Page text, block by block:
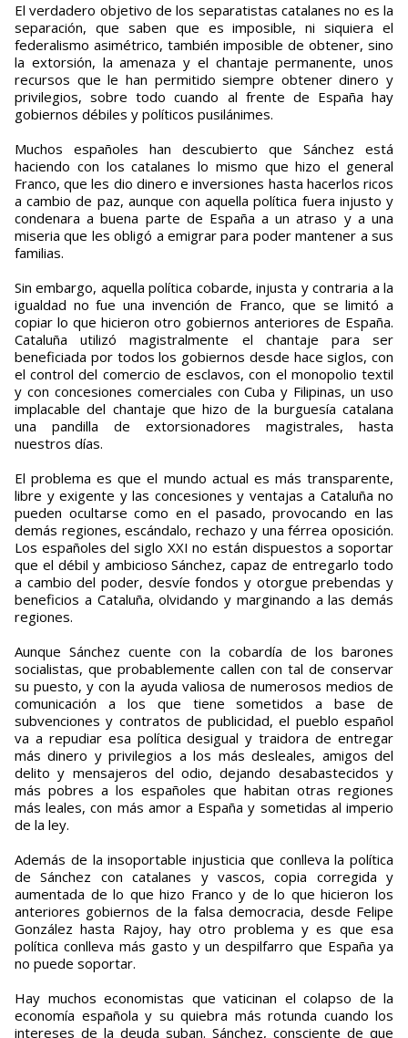
El verdadero objetivo de los separatistas catalanes no es la
separación, que saben que es imposible, ni siquiera el
federalismo asimétrico, también imposible de obtener, sino
la extorsión, la amenaza y el chantaje permanente, unos
recursos que le han permitido siempre obtener dinero y
privilegios, sobre todo cuando al frente de España hay
gobiernos débiles y políticos pusilánimes.
Muchos españoles han descubierto que Sánchez está
haciendo con los catalanes lo mismo que hizo el general
Franco, que les dio dinero e inversiones hasta hacerlos ricos
a cambio de paz, aunque con aquella política fuera injusto y
condenara a buena parte de España a un atraso y a una
miseria que les obligó a emigrar para poder mantener a sus
familias.
Sin embargo, aquella política cobarde, injusta y contraria a la
igualdad no fue una invención de Franco, que se limitó a
copiar lo que hicieron otro gobiernos anteriores de España.
Cataluña utilizó magistralmente el chantaje para ser
beneficiada por todos los gobiernos desde hace siglos, con
el control del comercio de esclavos, con el monopolio textil
y con concesiones comerciales con Cuba y Filipinas, un uso
implacable del chantaje que hizo de la burguesía catalana
una pandilla de extorsionadores magistrales, hasta
nuestros días.
El problema es que el mundo actual es más transparente,
libre y exigente y las concesiones y ventajas a Cataluña no
pueden ocultarse como en el pasado, provocando en las
demás regiones, escándalo, rechazo y una férrea oposición.
Los españoles del siglo XXI no están dispuestos a soportar
que el débil y ambicioso Sánchez, capaz de entregarlo todo
a cambio del poder, desvíe fondos y otorgue prebendas y
beneficios a Cataluña, olvidando y marginando a las demás
regiones.
Aunque Sánchez cuente con la cobardía de los barones
socialistas, que probablemente callen con tal de conservar
su puesto, y con la ayuda valiosa de numerosos medios de
comunicación a los que tiene sometidos a base de
subvenciones y contratos de publicidad, el pueblo español
va a repudiar esa política desigual y traidora de entregar
más dinero y privilegios a los más desleales, amigos del
delito y mensajeros del odio, dejando desabastecidos y
más pobres a los españoles que habitan otras regiones
más leales, con más amor a España y sometidas al imperio
de la ley.
Además de la insoportable injusticia que conlleva la política
de Sánchez con catalanes y vascos, copia corregida y
aumentada de lo que hizo Franco y de lo que hicieron los
anteriores gobiernos de la falsa democracia, desde Felipe
González hasta Rajoy, hay otro problema y es que esa
política conlleva más gasto y un despilfarro que España ya
no puede soportar.
Hay muchos economistas que vaticinan el colapso de la
economía española y su quiebra más rotunda cuando los
intereses de la deuda suban. Sánchez, consciente de que